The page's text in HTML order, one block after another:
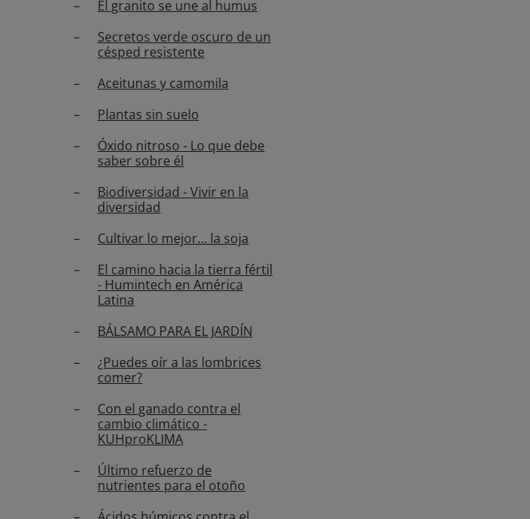
El granito se une al humus
Secretos verde oscuro de un
césped resistente
Aceitunas y camomila
Plantas sin suelo
Óxido nitroso - Lo que debe
saber sobre él
Biodiversidad - Vivir en la
diversidad
Cultivar lo mejor... la soja
El camino hacia la tierra fértil
- Humintech en América
Latina
BÁLSAMO PARA EL JARDÍN
¿Puedes oír a las lombrices
comer?
Con el ganado contra el
cambio climático -
KUHproKLIMA
Último refuerzo de
nutrientes para el otoño